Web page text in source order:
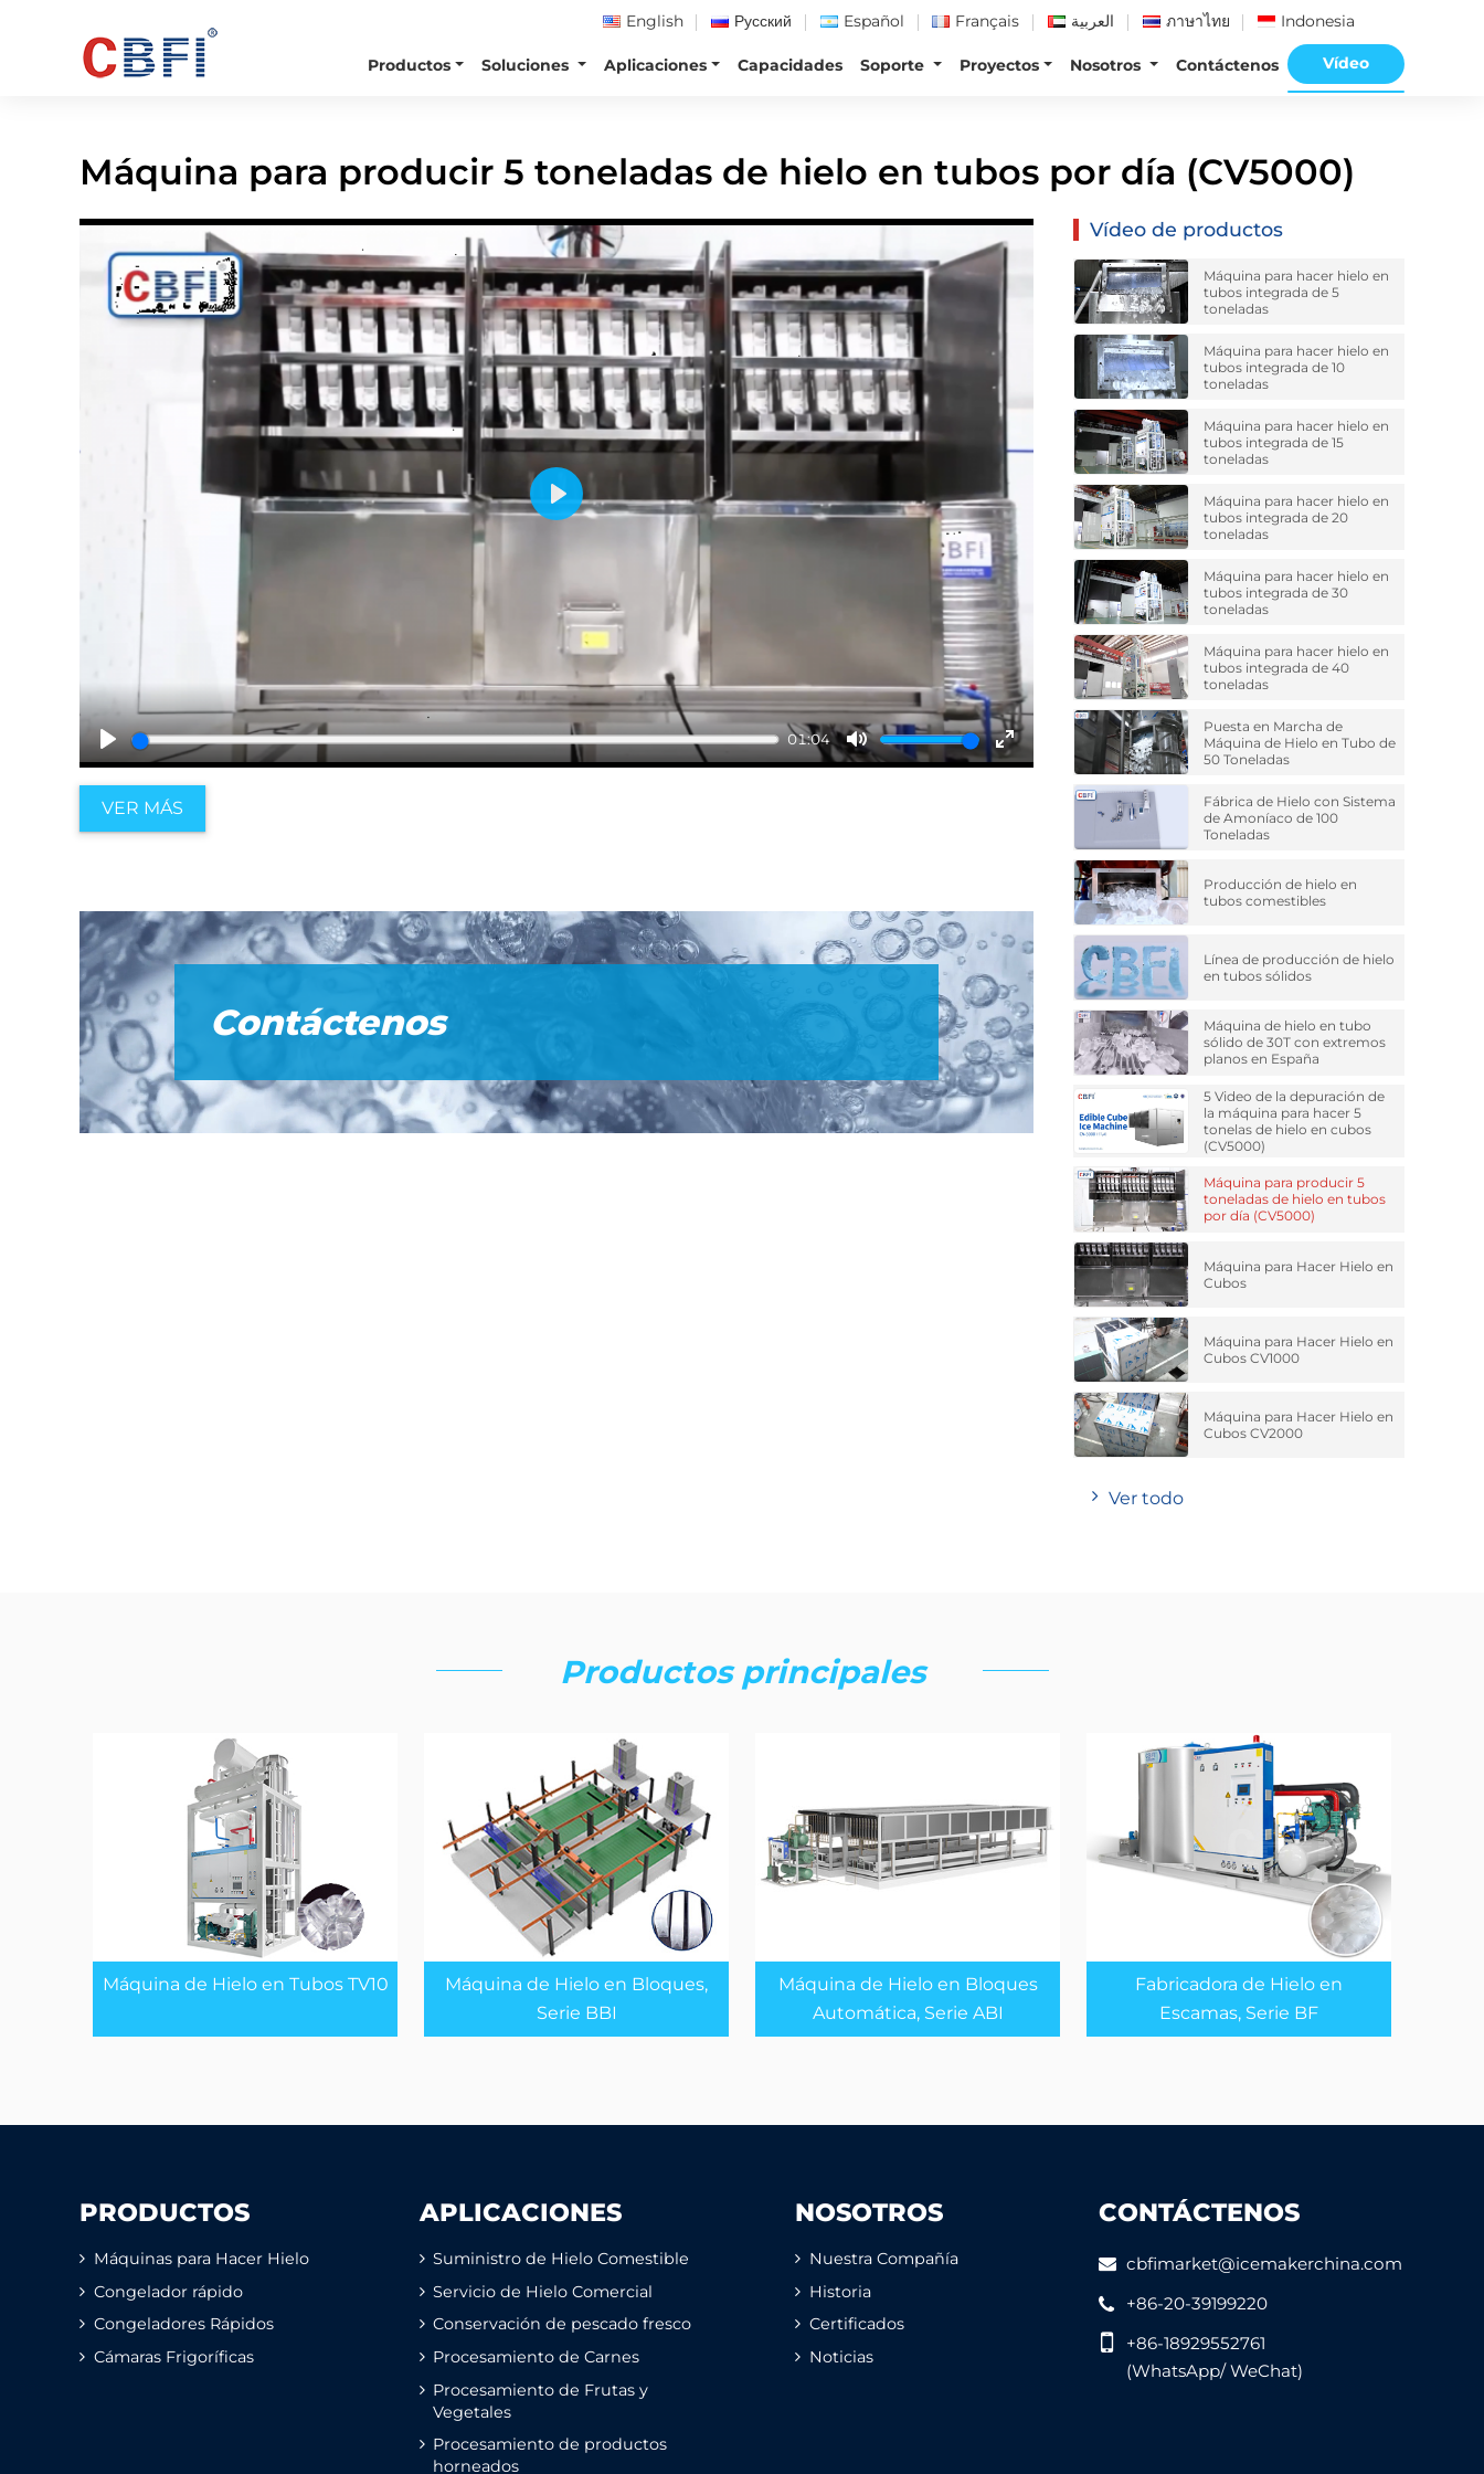
English Русский Español Français العربية ภาษาไทย Indonesia
Productos Soluciones Aplicaciones Capacidades Soporte Proyectos Nosotros Contáctenos Vídeo
Máquina para producir 5 toneladas de hielo en tubos por día (CV5000)
Play
01:04
Mute
Enter
fullscreen
Play
VER MÁS
Contáctenos
Vídeo de productos
Máquina para hacer hielo en
tubos integrada de 5
toneladas
Máquina para hacer hielo en
tubos integrada de 10
toneladas
Máquina para hacer hielo en
tubos integrada de 15
toneladas
Máquina para hacer hielo en
tubos integrada de 20
toneladas
Máquina para hacer hielo en
tubos integrada de 30
toneladas
Máquina para hacer hielo en
tubos integrada de 40
toneladas
Puesta en Marcha de
Máquina de Hielo en Tubo de
50 Toneladas
Fábrica de Hielo con Sistema
de Amoníaco de 100
Toneladas
Producción de hielo en
tubos comestibles
Línea de producción de hielo
en tubos sólidos
Máquina de hielo en tubo
sólido de 30T con extremos
planos en España
5 Video de la depuración de
la máquina para hacer 5
tonelas de hielo en cubos
(CV5000)
Máquina para producir 5
toneladas de hielo en tubos
por día (CV5000)
Máquina para Hacer Hielo en
Cubos
Máquina para Hacer Hielo en
Cubos CV1000
Máquina para Hacer Hielo en
Cubos CV2000
Ver todo
Productos principales
Máquina de Hielo en Tubos TV10
Máquina de Hielo en Bloques,
Serie BBI
Máquina de Hielo en Bloques
Automática, Serie ABI
Fabricadora de Hielo en
Escamas, Serie BF
PRODUCTOS
Máquinas para Hacer Hielo
Congelador rápido
Congeladores Rápidos
Cámaras Frigoríficas
APLICACIONES
Suministro de Hielo Comestible
Servicio de Hielo Comercial
Conservación de pescado fresco
Procesamiento de Carnes
Procesamiento de Frutas y
Vegetales
Procesamiento de productos
horneados
NOSOTROS
Nuestra Compañía
Historia
Certificados
Noticias
CONTÁCTENOS
cbfimarket@icemakerchina.com
+86-20-39199220
+86-18929552761
(WhatsApp/ WeChat)